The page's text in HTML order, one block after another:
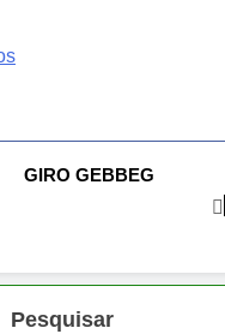
|
Brasileiras Sensual
GIRO GEBBEG
Pesquisar